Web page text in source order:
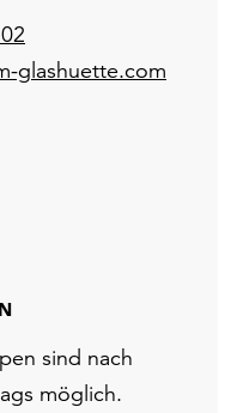
glashuette.com
sind nach
möglich.